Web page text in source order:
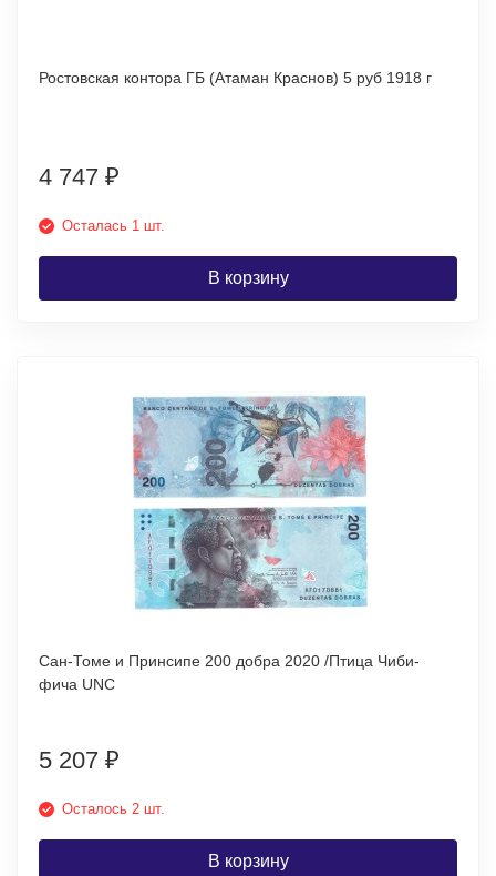
Ростовская контора ГБ (Атаман Краснов) 5 руб 1918 г
4 747 ₽
Осталась 1 шт.
В корзину
Сан-Томе и Принсипе 200 добра 2020 /Птица Чиби-
фича UNC
5 207 ₽
Осталось 2 шт.
В корзину